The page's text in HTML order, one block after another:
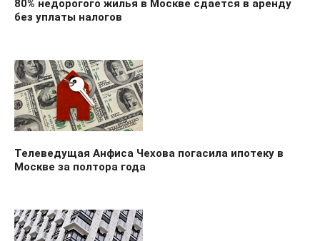
80% недорогого жилья в Москве сдается в аренду
без уплаты налогов
Телеведущая Анфиса Чехова погасила ипотеку в
Москве за полтора года